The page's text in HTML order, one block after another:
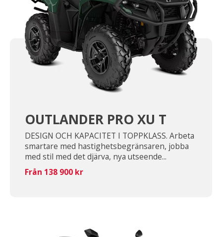
OUTLANDER PRO XU T
DESIGN OCH KAPACITET I TOPPKLASS. Arbeta
smartare med hastighetsbegränsaren, jobba
med stil med det djärva, nya utseende...
Från 138 900 kr